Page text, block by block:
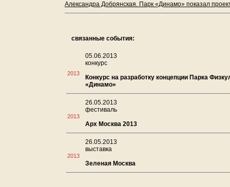
Александра Добрянская. Парк «Динамо» показал
связанные события:
2013
05.06.2013
конкурс
Конкурс на разработку концепции Парка
«Динамо»
2013
26.05.2013
фестиваль
Арх Москва 2013
2013
26.05.2013
выставка
Зеленая Москва